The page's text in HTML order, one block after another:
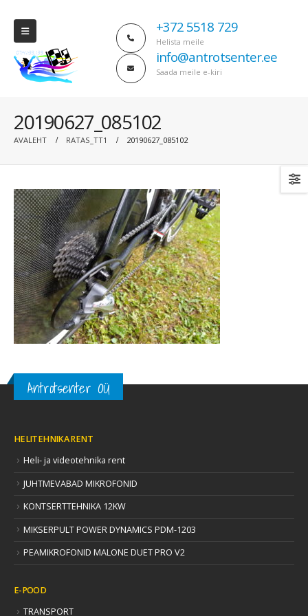
+372 5518 729
Helista meile
info@antrotsenter.ee
Saada meile e-kiri
20190627_085102
AVALEHT RATAS_TT1 20190627_085102
Antrotsenter OÜ
HELITEHNIKA RENT
Heli- ja videotehnika rent
JUHTMEVABAD MIKROFONID
KONTSERTTEHNIKA 12KW
MIKSERPULT POWER DYNAMICS PDM-1203
PEAMIKROFONID MALONE DUET PRO V2
E-POOD
TRANSPORT